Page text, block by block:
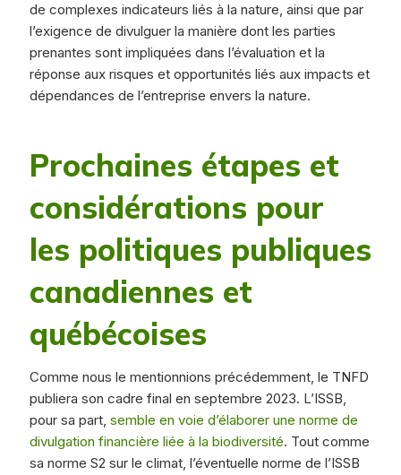
de complexes indicateurs liés à la nature, ainsi que par
l’exigence de divulguer la manière dont les parties
prenantes sont impliquées dans l’évaluation et la
réponse aux risques et opportunités liés aux impacts et
dépendances de l’entreprise envers la nature.
Prochaines étapes et
considérations pour
les politiques publiques
canadiennes et
québécoises
Comme nous le mentionnions précédemment, le TNFD
publiera son cadre final en septembre 2023. L’ISSB,
pour sa part, semble en voie d’élaborer une norme de
divulgation financière liée à la biodiversité. Tout comme
sa norme S2 sur le climat, l’éventuelle norme de l’ISSB